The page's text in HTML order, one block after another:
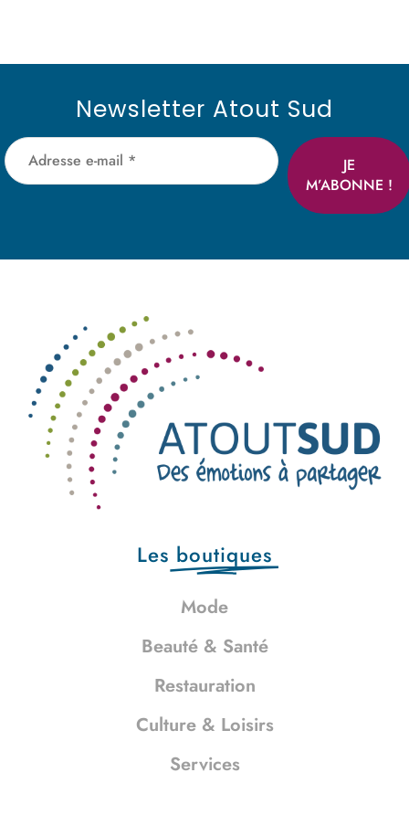
Newsletter Atout Sud
Les boutiques
Mode
Beauté & Santé
Restauration
Culture & Loisirs
Services